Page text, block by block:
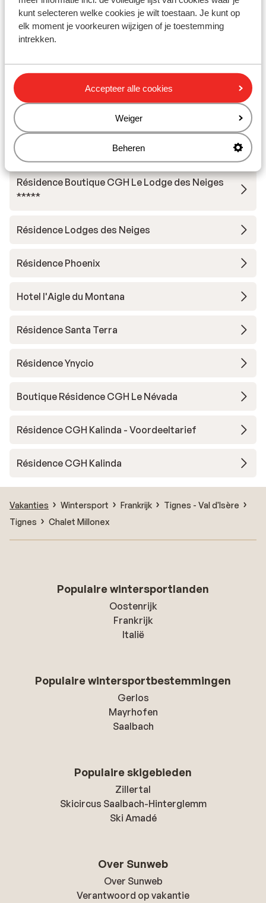
kunt selecteren welke cookies je wilt toestaan. Je kunt op
elk moment je voorkeuren wijzigen of je toestemming
intrekken.
Accepteer alle cookies
Weiger
Beheren
Chalet Skadi - extra ingekocht
Résidence Le Bec Rouge
Hotel Club Belambra Tignes Val Claret
Résidence Boutique CGH Le Lodge des Neiges
*****
Résidence Lodges des Neiges
Résidence Phoenix
Hotel l'Aigle du Montana
Résidence Santa Terra
Résidence Ynycio
Boutique Résidence CGH Le Névada
Résidence CGH Kalinda - Voordeeltarief
Résidence CGH Kalinda
Vakanties Wintersport Frankrijk
Tignes - Val d'Isère
Tignes
Chalet Millonex
Populaire wintersportlanden
Oostenrijk
Frankrijk
Italië
Populaire wintersportbestemmingen
Gerlos
Mayrhofen
Saalbach
Populaire skigebieden
Zillertal
Skicircus Saalbach-Hinterglemm
Ski Amadé
Over Sunweb
Over Sunweb
Verantwoord op vakantie